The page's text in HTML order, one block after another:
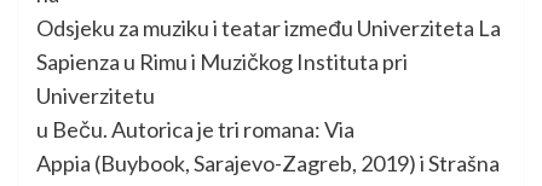
Odsjeku za muziku i teatar između Univerziteta La
Sapienza u Rimu i Muzičkog Instituta pri
Univerzitetu
u Beču. Autorica je tri romana: Via
Appia (Buybook, Sarajevo-Zagreb, 2019) i Strašna